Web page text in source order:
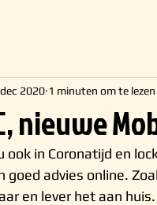
nieuwe
2020 1 minuten om te lezen
ook in Coronatijd en
goed advies online.
en lever het aan